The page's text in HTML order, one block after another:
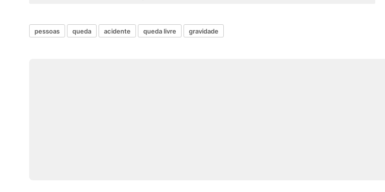
pessoas queda acidente queda livre gravidade